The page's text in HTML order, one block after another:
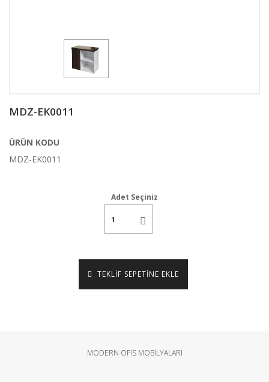
MDZ-EK0011
ÜRÜN KODU
MDZ-EK0011
Adet Seçiniz
TEKLİF SEPETİNE EKLE
MODERN OFİS MOBİLYALARI